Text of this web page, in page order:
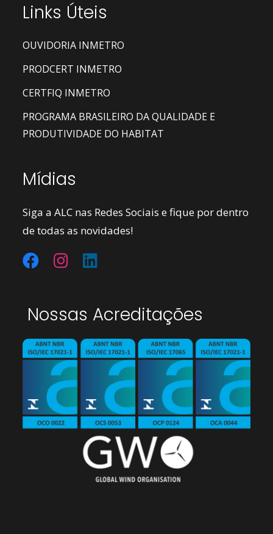
Links Úteis
OUVIDORIA INMETRO
PRODCERT INMETRO
CERTFIQ INMETRO
PROGRAMA BRASILEIRO DA QUALIDADE E
PRODUTIVIDADE DO HABITAT
Mídias
Siga a ALC nas Redes Sociais e fique por dentro
de todas as novidades!
Nossas Acreditações